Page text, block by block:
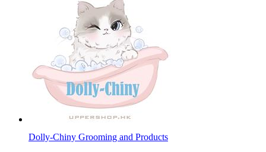
Dolly-Chiny Grooming and Products